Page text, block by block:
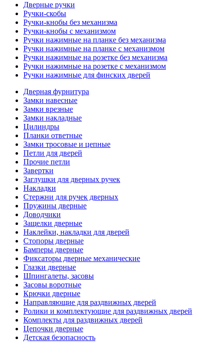
Дверные ручки
Ручки-скобы
Ручки-кнобы без механизма
Ручки-кнобы с механизмом
Ручки нажимные на планке без механизма
Ручки нажимные на планке с механизмом
Ручки нажимные на розетке без механизма
Ручки нажимные на розетке с механизмом
Ручки нажимные для финских дверей
Дверная фурнитура
Замки навесные
Замки врезные
Замки накладные
Цилиндры
Планки ответные
Замки тросовые и цепные
Петли для дверей
Прочие петли
Завертки
Заглушки для дверных ручек
Накладки
Стержни для ручек дверных
Пружины дверные
Доводчики
Защелки дверные
Наклейки, накладки для дверей
Стопоры дверные
Бамперы дверные
Фиксаторы дверные механические
Глазки дверные
Шпингалеты, засовы
Засовы воротные
Крючки дверные
Направляющие для раздвижных дверей
Ролики и комплектующие для раздвижных дверей
Комплекты для раздвижных дверей
Цепочки дверные
Детская безопасность